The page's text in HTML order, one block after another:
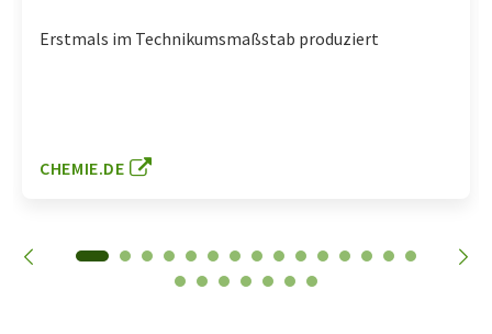
Erstmals im Technikumsmaßstab produziert
CHEMIE.DE